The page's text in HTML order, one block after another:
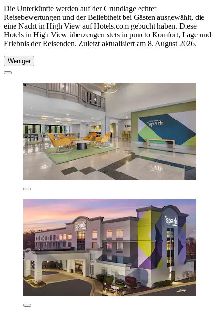
Die Unterkünfte werden auf der Grundlage echter
Reisebewertungen und der Beliebtheit bei Gästen ausgewählt, die
eine Nacht in High View auf Hotels.com gebucht haben. Diese
Hotels in High View überzeugen stets in puncto Komfort, Lage und
Erlebnis der Reisenden. Zuletzt aktualisiert am 8. August 2026.
Weniger